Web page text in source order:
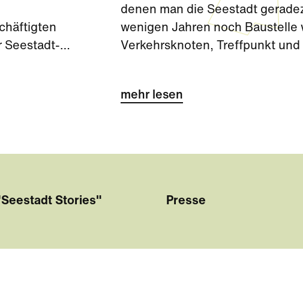
Seestadt-
denen man die Seestadt
wenigen Jahren noch Baustelle
Verkehrsknoten, Treffpunkt
mehr lesen
Stories" Presse